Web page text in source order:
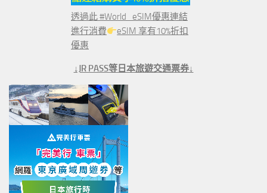
透過此 #World_eSIM優惠連結
進行消費
eSIM 享有10%折扣
優惠
↓JR PASS等日本旅遊交通票券↓